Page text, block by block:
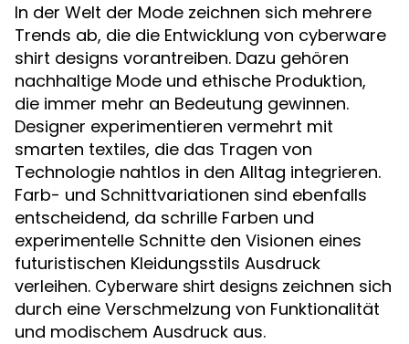
In der Welt der Mode zeichnen sich mehrere
Trends ab, die die Entwicklung von cyberware
shirt designs vorantreiben. Dazu gehören
nachhaltige Mode und ethische Produktion,
die immer mehr an Bedeutung gewinnen.
Designer experimentieren vermehrt mit
smarten textiles, die das Tragen von
Technologie nahtlos in den Alltag integrieren.
Farb- und Schnittvariationen sind ebenfalls
entscheidend, da schrille Farben und
experimentelle Schnitte den Visionen eines
futuristischen Kleidungsstils Ausdruck
verleihen. Cyberware shirt designs zeichnen sich
durch eine Verschmelzung von Funktionalität
und modischem Ausdruck aus.